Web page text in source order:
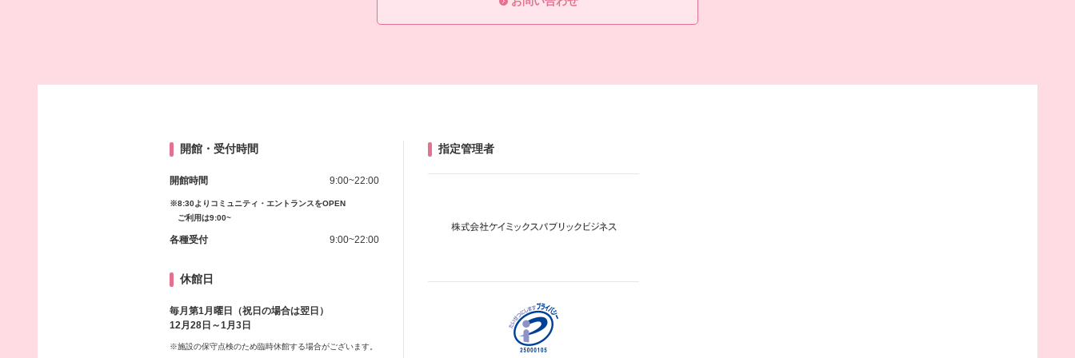
開館・受付時間
開館時間 9:00~22:00
※8:30よりコミュニティ・エントランスをOPEN
ご利用は9:00~
各種受付 9:00~22:00
休館日
毎月第1月曜日（祝日の場合は翌日）
12月28日～1月3日
※施設の保守点検のため臨時休館する場合がございます。
指定管理者